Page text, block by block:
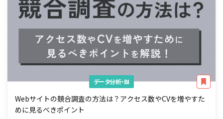
データ分析・BI
Webサイトの競合調査の方法は？アクセス数やCVを増やすた
めに見るべきポイント